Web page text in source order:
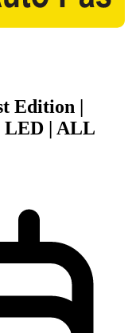
Edition |
| ALL